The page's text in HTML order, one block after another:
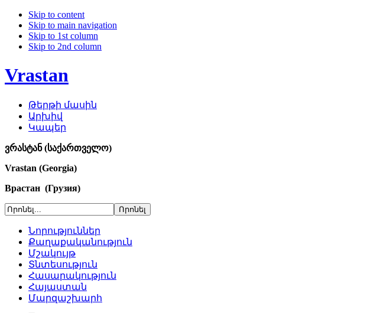
Skip to content
Skip to main navigation
Skip to 1st column
Skip to 2nd column
Vrastan
Թերթի մասին
Արխիվ
Կապեր
ვრასტან (საქართველო)
Vrastan (Georgia)
Врастан (Грузия)
Նորություններ
Քաղաքականություն
Մշակույթ
Տնտեսություն
Հասարակություն
Հայաստան
Մարզաշխարհ